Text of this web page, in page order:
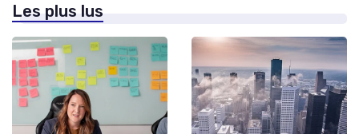
Les plus lus